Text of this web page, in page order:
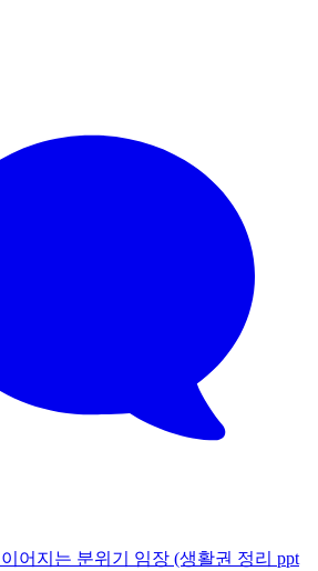
어지는 분위기 임장 (생활권 정리 ppt